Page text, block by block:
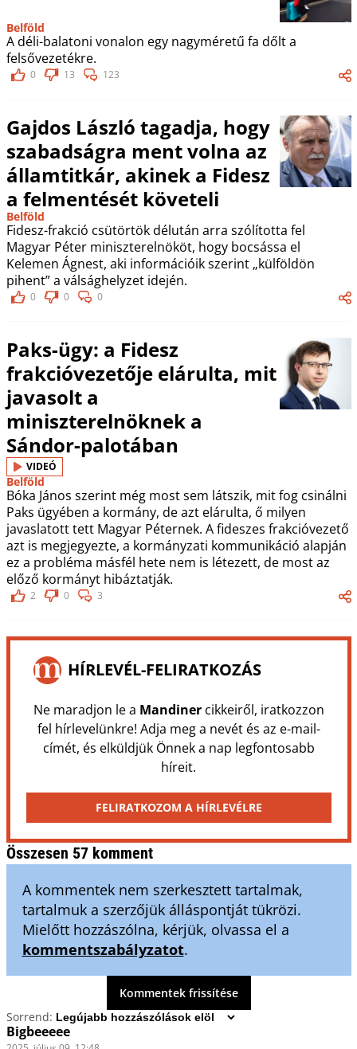
Belföld
A déli-balatoni vonalon egy nagyméretű fa dőlt a
felsővezetékre.
0 13 123
Gajdos László tagadja, hogy
szabadságra ment volna az
államtitkár, akinek a Fidesz
a felmentését követeli
Belföld
Fidesz-frakció csütörtök délután arra szólította fel
Magyar Péter miniszterelnököt, hogy bocsássa el
Kelemen Ágnest, aki információik szerint „külföldön
pihent” a válsághelyzet idején.
0 0 0
Paks-ügy: a Fidesz
frakcióvezetője elárulta, mit
javasolt a
miniszterelnöknek a
Sándor-palotában
VIDEÓ
Belföld
Bóka János szerint még most sem látszik, mit fog csinálni
Paks ügyében a kormány, de azt elárulta, ő milyen
javaslatott tett Magyar Péternek. A fideszes frakcióvezető
azt is megjegyezte, a kormányzati kommunikáció alapján
ez a probléma másfél hete nem is létezett, de most az
előző kormányt hibáztatják.
2 0 3
HÍRLEVÉL-FELIRATKOZÁS
Ne maradjon le a Mandinercikkeiről, iratkozzon
fel hírlevelünkre! Adja meg a nevét és az e-mail-
címét, és elküldjük Önnek a nap legfontosabb
híreit.
FELIRATKOZOM A HÍRLEVÉLRE
Összesen 57 komment
A kommentek nem szerkesztett tartalmak,
tartalmuk a szerzőjük álláspontját tükrözi.
Mielőtt hozzászólna, kérjük, olvassa el a
kommentszabályzatot.
Kommentek frissítése
Sorrend:
Bigbeeeee